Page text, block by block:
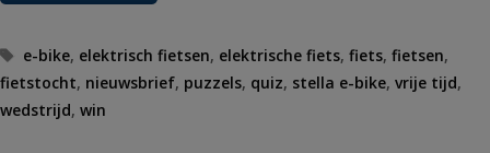
Tags
e-bike, elektrisch fietsen, elektrische fiets,fiets,fietsen,
fietstocht, nieuwsbrief, puzzels, quiz, stella e-bike, vrije tijd,
wedstrijd, win